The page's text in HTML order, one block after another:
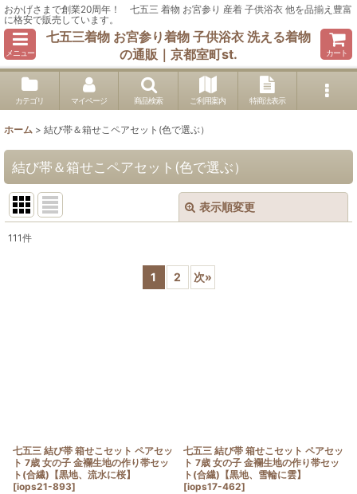
おかげさまで創業20周年！ 七五三 着物 お宮参り 産着 子供浴衣 他を品揃え豊富
に格安で販売しています。
メニュー
七五三着物 お宮参り着物 子供浴衣 洗える着物
の通販｜京都室町st.
カート
カテゴリ マイページ 商品検索 ご利用案内 特商法表示
ホーム > 結び帯＆箱せこペアセット(色で選ぶ）
結び帯＆箱せこペアセット(色で選ぶ）
表示順変更
111件
1 2 次»
七五三 結び帯 箱せこセット ペアセッ
ト 7歳 女の子 金襴生地の作り帯セッ
ト(合繊)【黒地、流水に桜】
[iops21-893]
七五三 結び帯 箱せこセット ペアセッ
ト 7歳 女の子 金襴生地の作り帯セッ
ト(合繊)【黒地、雪輪に雲】
[iops17-462]